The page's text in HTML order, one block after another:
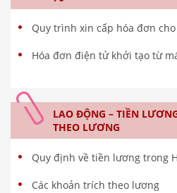
Quy trình xin cấp hóa đơn cho
Hóa đơn điện tử khởi tạo từ
LAO ĐỘNG – TIỀN
THEO LƯƠNG
Quy định về tiền lương trong
Các khoản trích theo lương